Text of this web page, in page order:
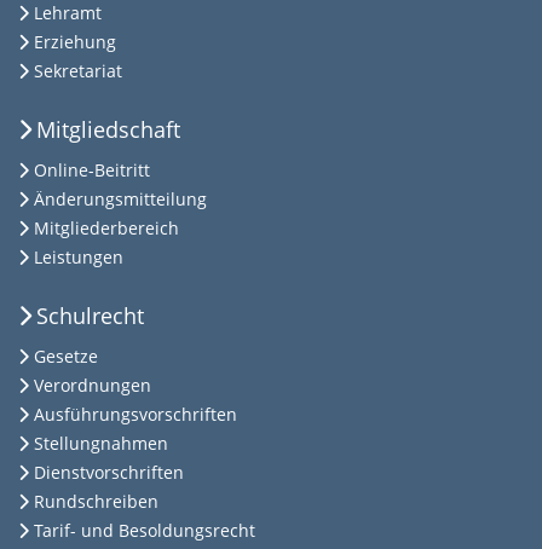
Lehramt
Erziehung
Sekretariat
Mitgliedschaft
Online-Beitritt
Änderungsmitteilung
Mitgliederbereich
Leistungen
Schulrecht
Gesetze
Verordnungen
Ausführungsvorschriften
Stellungnahmen
Dienstvorschriften
Rundschreiben
Tarif- und Besoldungsrecht